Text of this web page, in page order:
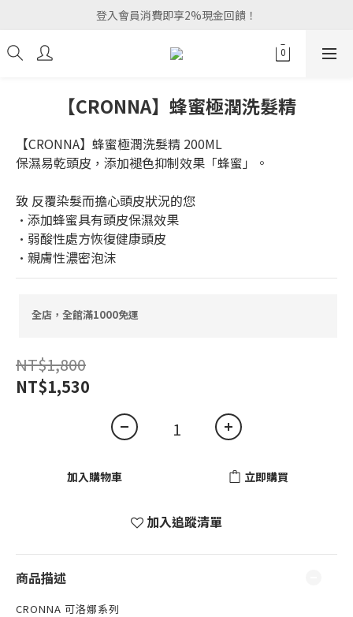
登入會員消費即享2%現金回饋！
【CRONNA】蜂蜜極潤洗髮精
【CRONNA】蜂蜜極潤洗髮精 200ML
保濕易乾頭皮，添加褪色抑制效果「蜂蜜」。
致 反覆染髮而擔心頭皮狀況的您
•添加蜂蜜具有頭皮保濕效果
•弱酸性處方恢復健康頭皮
•親膚性濃密泡沫
全店，全館滿1000免運
NT$1,800
NT$1,530
加入購物車 立即購買
加入追蹤清單
商品描述
CRONNA 可洛娜系列